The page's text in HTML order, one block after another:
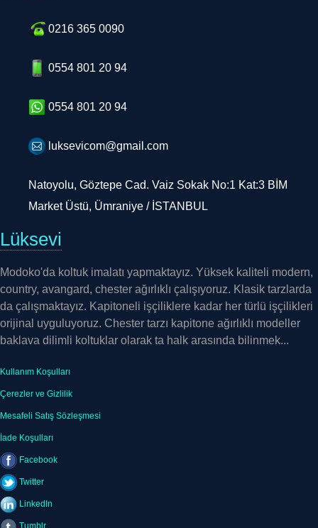
0216 365 0090
0554 801 20 94
0554 801 20 94
luksevicom@gmail.com
Natoyolu, Göztepe Cad. Vaiz Sokak No:1 Kat:3 BİM
Market Üstü, Ümraniye / İSTANBUL
Lüksevi
Modoko'da koltuk imalatı yapmaktayız. Yüksek kaliteli modern,
country, avangard, chester ağırlıklı çalışıyoruz. Klasik tarzlarda
da çalışmaktayız. Kapitoneli işçiliklere kadar her türlü işçilikleri
orijinal uyguluyoruz. Chester tarzı kapitone ağırlıklı modeller
baklava dilimli koltuklar olarak ta halk arasında bilinmek...
Kullanım Koşulları
Çerezler ve Gizlilik
Mesafeli Satış Sözleşmesi
İade Koşulları
Facebook
Twitter
LinkedIn
Tumblr